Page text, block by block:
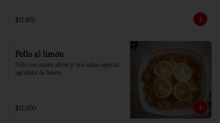
$11.800
Pollo al limón
Pollo con suave adobo y una salsa especial
agridulce de limón.
$11.000